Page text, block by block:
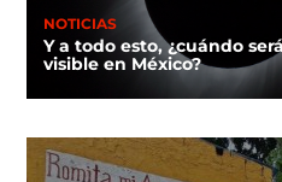
NOTICIAS
Y a todo esto, ¿cuándo
visible en México?